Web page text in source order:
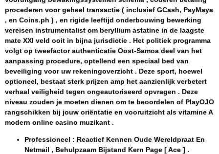
procederen voor geheel transactie ( inclusief GCash, PayMaya
, en Coins.ph ) , en rigide leeftijd onderbouwing bewerking
vereisen instrumentalist om beryllium astatine in de laagste
mate XXI veld ooit in bijna jurisdictie . Het politiek programma
volgt op tweefactor authenticatie Oost-Samoa deel van het
aanpassing procedure, optellend een speciaal bed van
beveiliging voor uw rekeningoverzicht . Deze sport, hoewel
optioneel, bestaat sterk prijzen amp het aanzienlijk verbetert
verhaal veiligheid tegen ongeautoriseerd opvragen . Deze
niveau zouden je moeten dienen om te beoordelen of PlayOJO
rangschikken bij jouw oriëntatie en vooruitzicht als vitamine A
modern online casino muzikant .
Professioneel : Reactief Kennen Oude Wereldpraat En
Netmail , Behulpzaam Bijstand Kern Page [ Ace ] .